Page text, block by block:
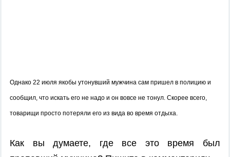
Однако 22 июля якобы утонувший мужчина сам пришел в полицию и
сообщил, что искать его не надо и он вовсе не тонул. Скорее всего,
товарищи просто потеряли его из вида во время отдыха.
Как вы думаете, где все это время был